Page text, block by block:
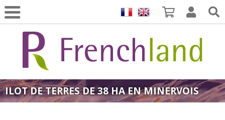
ILOT DE TERRES DE 38 HA EN MINERVOIS